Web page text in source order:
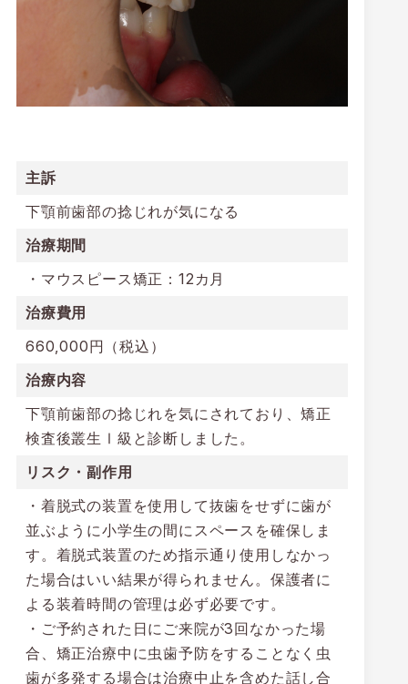
主訴
下顎前歯部の捻じれが気に なる
治療期間
・マウスピース矯正：12カ月
治療費用
660,000円（税込）
治療内容
下顎前歯部の捻じれを気にされており、矯正
検査後叢生Ⅰ級と診断しました。
リスク・副作用
・着脱式の装置を使用して抜歯をせずに歯が
並ぶように小学生の間にスペースを確保しま
す。着脱式装置のため指示通り使用しなかっ
た場合はいい結果が得られません。保護者に
よる装着時間の管理は必ず必要です。
・ご予約された日にご来院が3回なかった場
合、矯正治療中に虫歯予防をすることなく虫
歯が多発する場合は治療中止を含めた話し合